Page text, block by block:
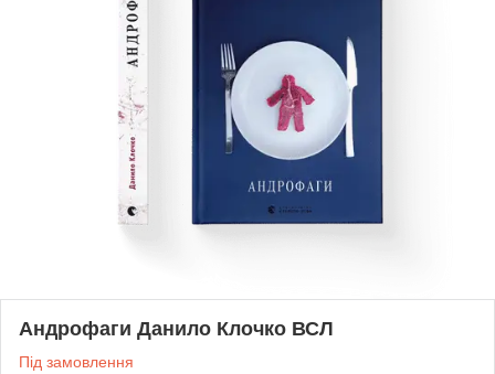
Андрофаги Данило Клочко ВСЛ
Під замовлення